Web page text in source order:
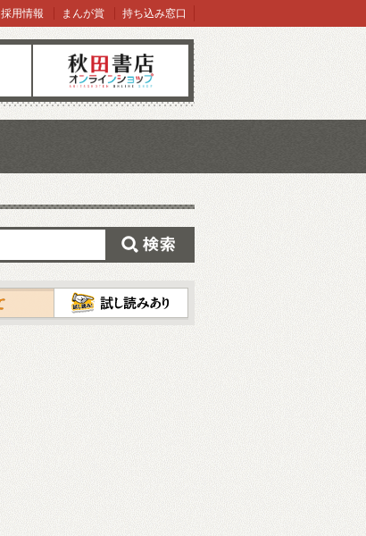
オンラインショップ
採用情報 まんが賞 持ち込み窓口